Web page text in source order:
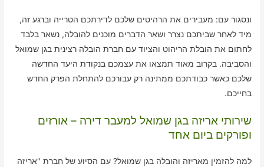
ונסגור עם: מעבירים את הרהיטים שלכם לדירתכם הטרייה וברגע זה,
מיד לאחר שביתכם נצרר ושאר הדברים מוכנים להובלה, נשאר בלבד
לחתום את הובלת הריהוט והציוד עם חברת הובלה רצינית בגן שמואל
והסביבה. בקרוב מאוד תמצאו את עצמכם בנקודת היעד החדשה
שלכם כאשר כבודתכם ממתינה רק עבורכם להתחלת הפרק החדש
בחייכם.
שירותי אריזה בגן שמואל למעבר דירה – אורזים
ופורקים ביום אחד
למה להזמין מאריזה והובלה בגן שמואל? עם הסיוע של חברת "אריזה